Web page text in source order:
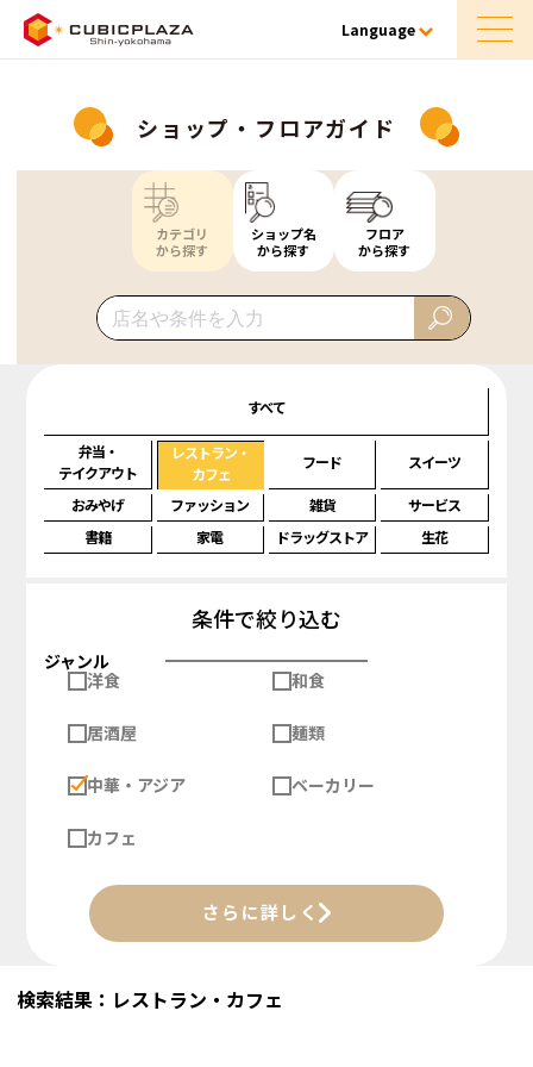
Language
ショップ・フロアガイド
カテゴリ
から探す
ショップ名
から探す
フロア
から探す
すべて
弁当・
テイクアウト
レストラン・
カフェ
フード スイーツ
おみやげ ファッション 雑貨
サービス
書籍
家電 ドラッグストア 生花
条件で絞り込む
ジャンル
洋食
和食
居酒屋 麺類
中華・アジア ベーカリー
カフェ
さらに詳しく
検索結果：レストラン・カフェ